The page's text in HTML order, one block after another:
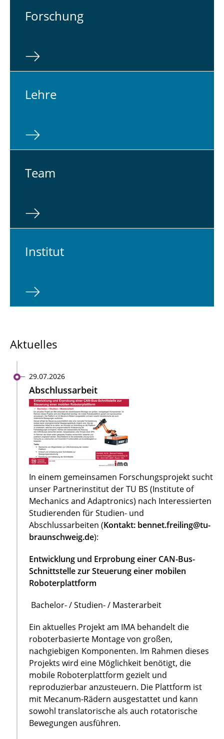
For­schung
Lehre
Team
In­sti­tut
Aktuelles
29.07.2026
Abschlussarbeit
In einem gemeinsamen Forschungsprojekt sucht
unser Partnerinstitut der TU BS (Institute of
Mechanics and Adaptronics) nach Interessierten
Studierenden für Studien- und
Abschlussarbeiten (Kontakt: bennet.freiling@tu-
braunschweig.de):
Entwicklung und Erprobung einer CAN-Bus-
Schnittstelle zur Steuerung einer mobilen
Roboterplattform
Bachelor- / Studien- / Masterarbeit
Ein aktuelles Projekt am IMA behandelt die
roboterbasierte Montage von großen,
nachgiebigen Komponenten. Im Rahmen dieses
Projekts wird eine Möglichkeit benötigt, die
mobile Roboterplattform gezielt und
reproduzierbar anzusteuern. Die Plattform ist
mit Mecanum-Rädern ausgestattet und kann
sowohl translatorische als auch rotatorische
Bewegungen ausführen.